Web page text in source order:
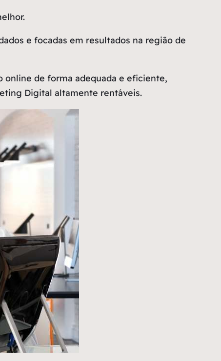
e focadas em resultados na região de
online de forma adequada e eficiente,
Digital altamente rentáveis.